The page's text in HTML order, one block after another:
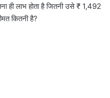
लाभ होता है जितनी उसे ₹ 1,492
कितनी है?